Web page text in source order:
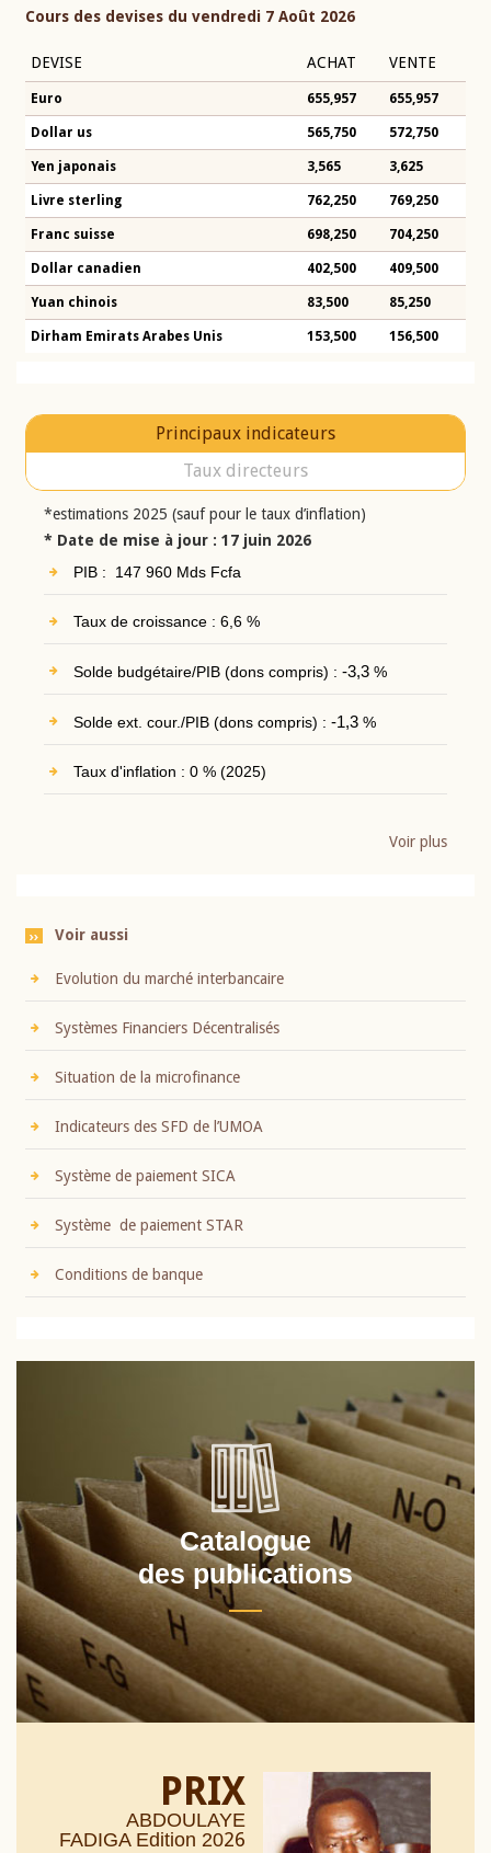
Cours des devises du vendredi 7 Août 2026
DEVISE ACHAT VENTE
Euro 655,957 655,957
Dollar us 565,750 572,750
Yen japonais 3,565 3,625
Livre sterling 762,250 769,250
Franc suisse 698,250 704,250
Dollar canadien 402,500 409,500
Yuan chinois 83,500 85,250
Dirham Emirats Arabes Unis 153,500 156,500
Principaux indicateurs
Taux directeurs
*estimations 2025 (sauf pour le taux d’inflation)
* Date de mise à jour : 17 juin 2026
PIB : 147 960 Mds Fcfa
Taux de croissance : 6,6 %
Solde budgétaire/PIB (dons compris) : -3,3%
Solde ext. cour./PIB (dons compris) : -1,3%
Taux d'inflation : 0 % (2025)
Voir plus
Voir aussi
Evolution du marché interbancaire
Systèmes Financiers Décentralisés
Situation de la microfinance
Indicateurs des SFD de l’UMOA
Système de paiement SICA
Système de paiement STAR
Conditions de banque
Catalogue
des publications
PRIX
ABDOULAYE
FADIGA Edition 2026